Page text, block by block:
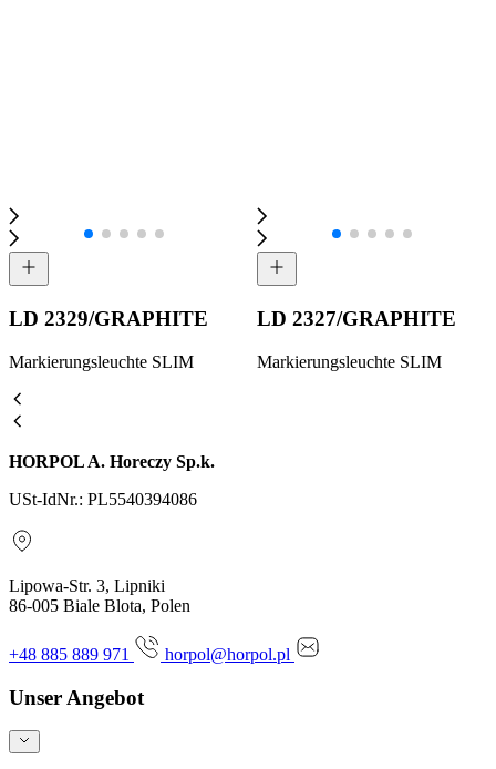
LD 2329/GRAPHITE
Markierungsleuchte SLIM
LD 2327/GRAPHITE
Markierungsleuchte SLIM
HORPOL A. Horeczy Sp.k.
USt-IdNr.: PL5540394086
Lipowa-Str. 3, Lipniki
86-005 Biale Blota, Polen
+48 885 889 971 horpol@horpol.pl
Unser Angebot